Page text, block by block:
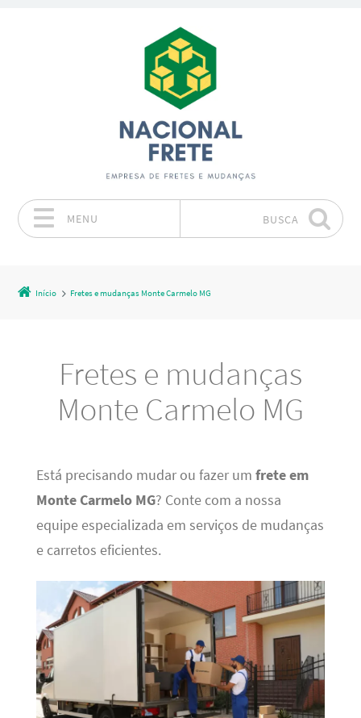
MENU BUSCA
Início Fretes e mudanças Monte Carmelo MG
Fretes e mudanças
Monte Carmelo MG
Está precisando mudar ou fazer um frete em
Monte Carmelo MG? Conte com a nossa
equipe especializada em serviços de mudanças
e carretos eficientes.